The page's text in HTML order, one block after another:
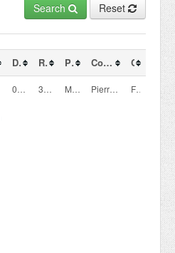
Search
Reset
Date of publication Response deadline (CET) Process Contracting authorities Countries
07/08/2026 30/09/2026 16:00 Marché privé Pierreval Agence Rhone Alpes France